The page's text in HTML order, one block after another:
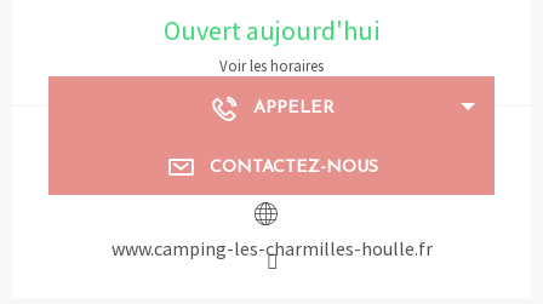
Ouvert aujourd'hui
Voir les horaires
APPELER
CONTACTEZ-NOUS
www.camping-les-charmilles-houlle.fr